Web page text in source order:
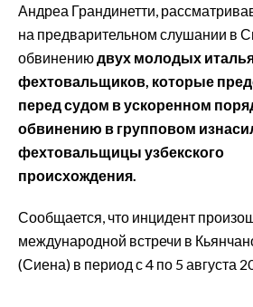
ANNUNCI
NECROLOGI
STORE
Андреа Грандинетти,
на предварительном слушании в
обвинению двух молодых
фехтовальщиков, которые
перед судом в ускоренном
обвинению в групповом
фехтовальщицы узбекского
происхождения.
Сообщается, что инцидент
международной встречи в
(Сиена) в период с 4 по 5 августа